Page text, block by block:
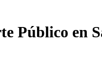
Público en